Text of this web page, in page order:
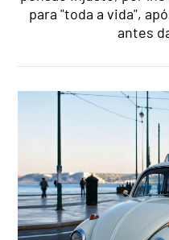
para "toda a vida",
antes